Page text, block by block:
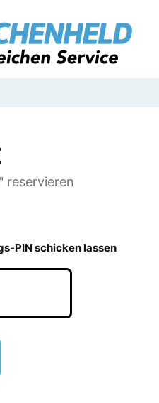
reservieren
PIN schicken lassen